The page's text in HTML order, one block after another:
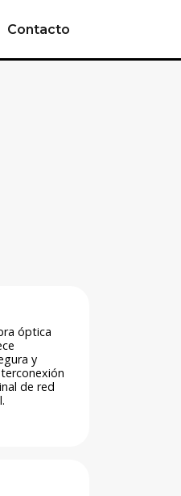
Contacto
óptica
y
de red